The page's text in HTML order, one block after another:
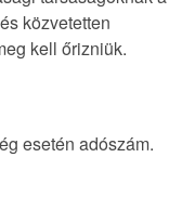
közvetetten
kell őrizniük.
esetén adószám.